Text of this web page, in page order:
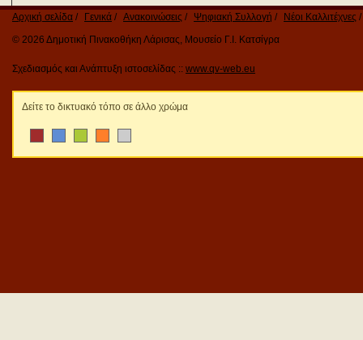
Αρχική σελίδα Γενικά Ανακοινώσεις Ψηφιακή Συλλογή
Νέοι Καλλιτέχνες
© 2026 Δημοτική Πινακοθήκη Λάρισας, Μουσείο Γ.Ι. Κατσίγρα
Σχεδιασμός και Ανάπτυξη ιστοσελίδας :: www.qv-web.eu
Δείτε το δικτυακό τόπο σε άλλο χρώμα